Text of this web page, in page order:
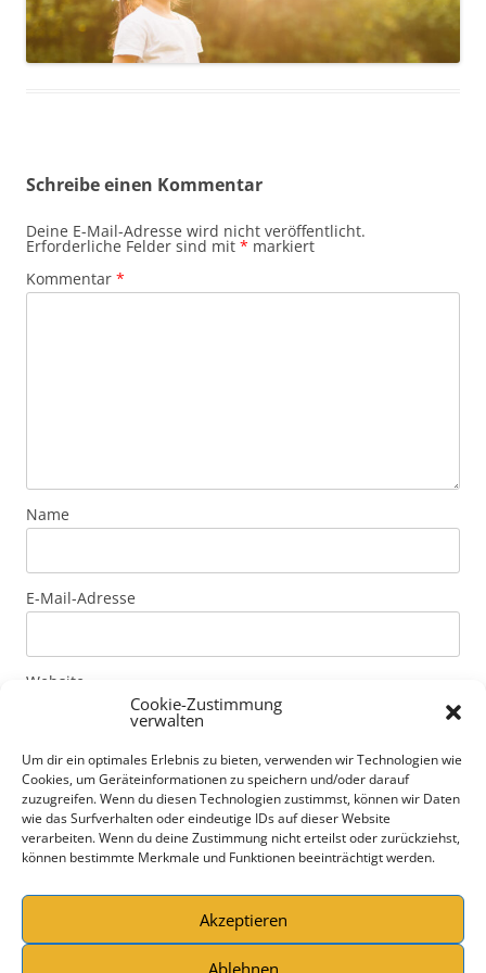
Cookie-Zustimmung
verwalten
Um dir ein optimales Erlebnis zu bieten, verwenden wir Technologien wie
Cookies, um Geräteinformationen zu speichern und/oder darauf
zuzugreifen. Wenn du diesen Technologien zustimmst, können wir Daten
wie das Surfverhalten oder eindeutige IDs auf dieser Website
verarbeiten. Wenn du deine Zustimmung nicht erteilst oder zurückziehst,
können bestimmte Merkmale und Funktionen beeinträchtigt werden.
Akzeptieren
Ablehnen
Schreibe einen Kommentar
Deine E-Mail-Adresse wird nicht veröffentlicht.
Erforderliche Felder sind mit * markiert
Kommentar *
Name
E-Mail-Adresse
Website
Mit der Nutzung dieses Formulars erklärst du dich mit
der Speicherung und Verarbeitung deiner Daten durch
diese Website einverstanden. Genaue Informationen
zur Art der Daten und Speicherdauer von Kommentaren
erfährst du unter Datenschutzerklärung.
Datenschutzerklärung *